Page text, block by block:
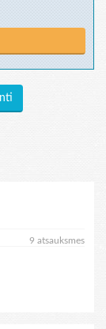
9 atsauksmes